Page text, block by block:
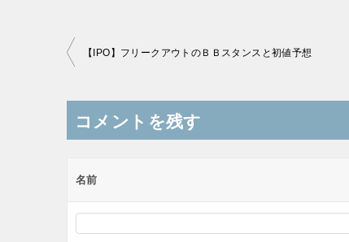
投
ナ
ビ
ー
ョ
【IPO】フリークアウトのＢＢスタンスと初値予想
コメントを残す
名前